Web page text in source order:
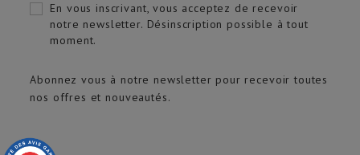
Abonnez vous à notre newsletter pour recevoir toutes
nos offres et nouveautés.
En vous inscrivant, vous acceptez de recevoir
notre newsletter. Désinscription possible à tout
moment.